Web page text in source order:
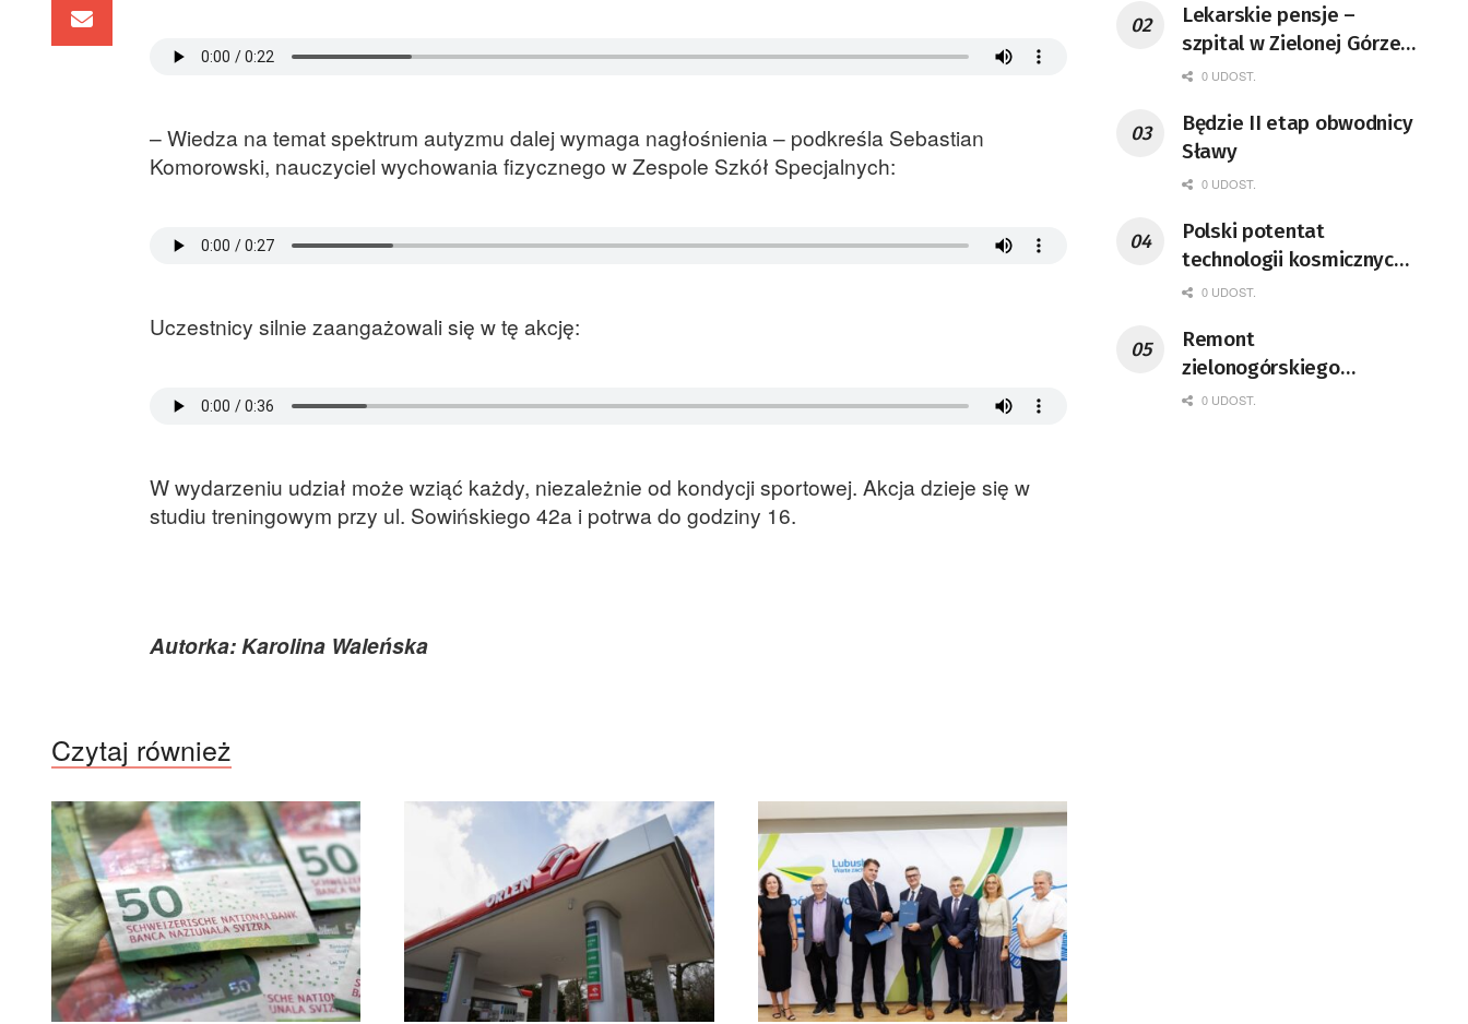
– Wiedza na temat spektrum autyzmu dalej wymaga nagłośnienia – podkreśla Sebastian
Komorowski, nauczyciel wychowania fizycznego w Zespole Szkół Specjalnych:
Uczestnicy silnie zaangażowali się w tę akcję:
W wydarzeniu udział może wziąć każdy, niezależnie od kondycji sportowej. Akcja dzieje się w
studiu treningowym przy ul. Sowińskiego 42a i potrwa do godziny 16.
Autorka: Karolina Waleńska
Czytaj również
Lekarskie pensje –
szpital w Zielonej Górze
podaje dane
0 UDOST.
Będzie II etap obwodnicy
Sławy
0 UDOST.
Polski potentat
technologii kosmicznych
wprowadzi się do Zielonej
0 UDOST.
Remont
zielonogórskiego
deptaka zgodnie z
0 UDOST.